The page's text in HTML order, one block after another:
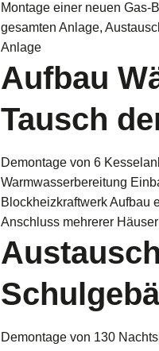
Montage einer neuen Gas-
gesamten Anlage,
Anlage
Aufbau
Tausch
Demontage von 6
Warmwasserbereitung
Blockheizkraftwerk Aufbau
Anschluss mehrerer
Demontage von 130